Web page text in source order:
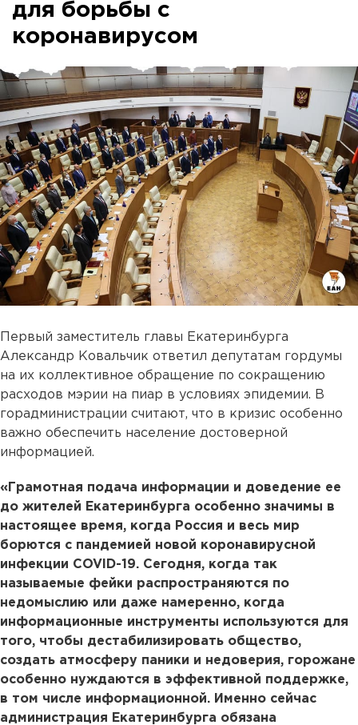
для борьбы с
коронавирусом
Первый заместитель главы Екатеринбурга
Александр Ковальчик ответил депутатам гордумы
на их коллективное обращение по сокращению
расходов мэрии на пиар в условиях эпидемии. В
горадминистрации считают, что в кризис особенно
важно обеспечить население достоверной
информацией.
«Грамотная подача информации и доведение ее
до жителей Екатеринбурга особенно значимы в
настоящее время, когда Россия и весь мир
борются с пандемией новой коронавирусной
инфекции COVID-19. Сегодня, когда так
называемые фейки распространяются по
недомыслию или даже намеренно, когда
информационные инструменты используются для
того, чтобы дестабилизировать общество,
создать атмосферу паники и недоверия, горожане
особенно нуждаются в эффективной поддержке,
в том числе информационной. Именно сейчас
администрация Екатеринбурга обязана